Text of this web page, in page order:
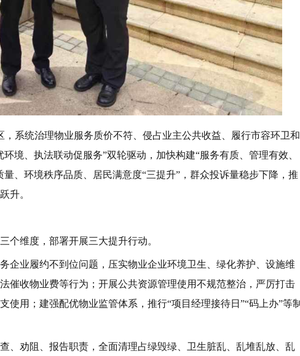
系统治理物业服务质价不符、侵占业主公共收益、履行市容环卫和
境、执法联动促服务”双轮驱动，加快构建“服务有质、管理有效、
、环境秩序品质、居民满意度“三提升”，群众投诉量稳步下降，推
升。
个维度，部署开展三大提升行动。
企业履约不到位问题，压实物业企业环境卫生、绿化养护、设施维
催收物业费等行为；开展公共资源管理使用不规范整治，严厉打击
使用；建强配优物业监管体系，推行“项目经理接待日”“码上办”等
、劝阻、报告职责，全面清理占绿毁绿、卫生脏乱、乱堆乱放、乱